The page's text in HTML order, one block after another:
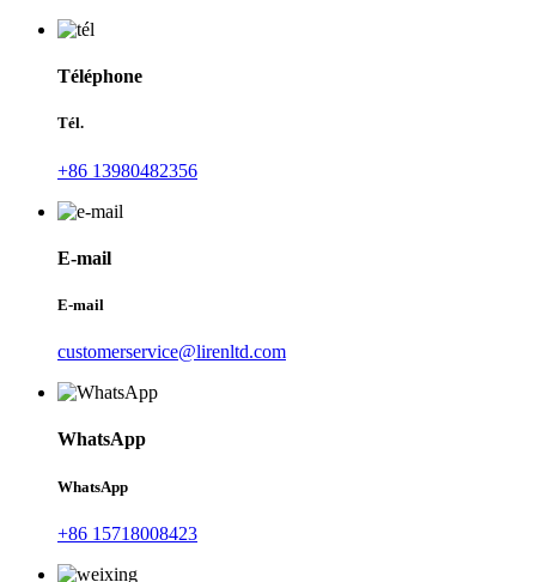
Téléphone
Tél.
+86 13980482356
E-mail
E-mail
customerservice@lirenltd.com
WhatsApp
WhatsApp
+86 15718008423